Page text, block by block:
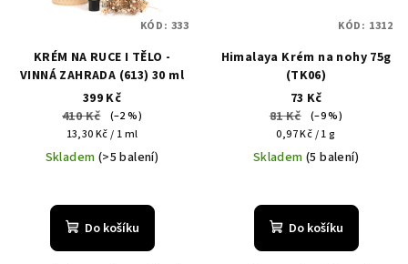
KRÉM NA RUCE I TĚLO -
VINNÁ ZAHRADA (613) 30 ml
399 Kč
410 Kč
(–2 %)
Měrná
cena:
13,30 Kč / 1 ml
Skladem (>5 balení)
Do košíku
KÓD: 333
Himalaya Krém na nohy 75g
(TK06)
73 Kč
81 Kč
(–9 %)
Měrná
cena:
0,97 Kč / 1 g
Skladem(5 balení)
Do košíku
KÓD: 1312